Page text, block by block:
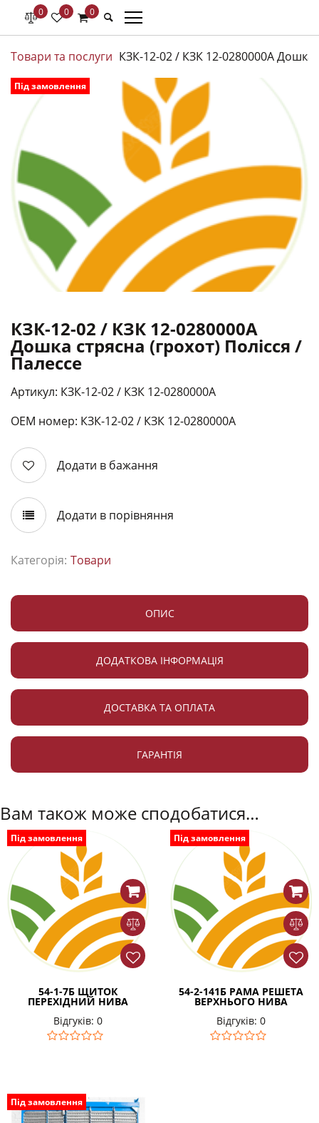
0 0 0
Товари та послуги КЗК-12-02 / КЗК 12-0280000А Дошка
Під замовлення
КЗК-12-02 / КЗК 12-0280000А
Дошка стрясна (грохот) Полісся /
Палессе
Артикул: КЗК-12-02 / КЗК 12-0280000А
ОЕМ номер: КЗК-12-02 / КЗК 12-0280000А
Додати в бажання
Додати в порівняння
Категорія: Товари
ОПИС
ДОДАТКОВА ІНФОРМАЦІЯ
ДОСТАВКА ТА ОПЛАТА
ГАРАНТІЯ
Вам також може сподобатися…
Під замовлення
54-1-7Б ЩИТОК
ПЕРЕХІДНИЙ НИВА
Відгуків: 0
Під замовлення
54-2-141Б РАМА РЕШЕТА
ВЕРХНЬОГО НИВА
Відгуків: 0
Під замовлення